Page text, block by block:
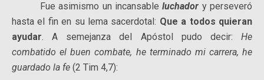
Fue asimismo un incansableluchador y perseveró
hasta el fin en su lema sacerdotal: Que a todos quieran
ayudar. A semejanza del Apóstol pudo decir: He
combatido el buen combate, he terminado mi carrera, he
guardado la fe (2 Tim 4,7):